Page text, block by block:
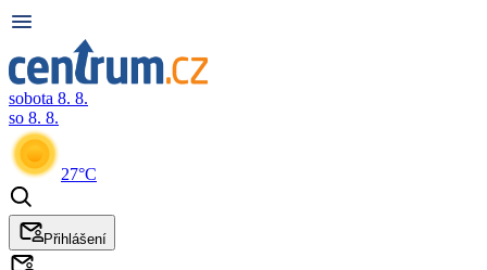
sobota 8. 8.
so 8. 8.
27°C
Přihlášení